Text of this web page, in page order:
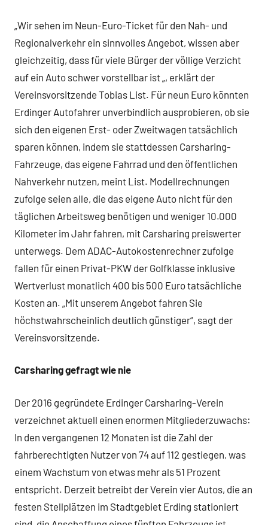
„Wir sehen im Neun-Euro-Ticket für den Nah- und
Regionalverkehr ein sinnvolles Angebot, wissen aber
gleichzeitig, dass für viele Bürger der völlige Verzicht
auf ein Auto schwer vorstellbar ist „, erklärt der
Vereinsvorsitzende Tobias List. Für neun Euro könnten
Erdinger Autofahrer unverbindlich ausprobieren, ob sie
sich den eigenen Erst- oder Zweitwagen tatsächlich
sparen können, indem sie stattdessen Carsharing-
Fahrzeuge, das eigene Fahrrad und den öffentlichen
Nahverkehr nutzen, meint List. Modellrechnungen
zufolge seien alle, die das eigene Auto nicht für den
täglichen Arbeitsweg benötigen und weniger 10.000
Kilometer im Jahr fahren, mit Carsharing preiswerter
unterwegs. Dem ADAC-Autokostenrechner zufolge
fallen für einen Privat-PKW der Golfklasse inklusive
Wertverlust monatlich 400 bis 500 Euro tatsächliche
Kosten an. „Mit unserem Angebot fahren Sie
höchstwahrscheinlich deutlich günstiger“, sagt der
Vereinsvorsitzende.
Carsharing gefragt wie nie
Der 2016 gegründete Erdinger Carsharing-Verein
verzeichnet aktuell einen enormen Mitgliederzuwachs:
In den vergangenen 12 Monaten ist die Zahl der
fahrberechtigten Nutzer von 74 auf 112 gestiegen, was
einem Wachstum von etwas mehr als 51 Prozent
entspricht. Derzeit betreibt der Verein vier Autos, die an
festen Stellplätzen im Stadtgebiet Erding stationiert